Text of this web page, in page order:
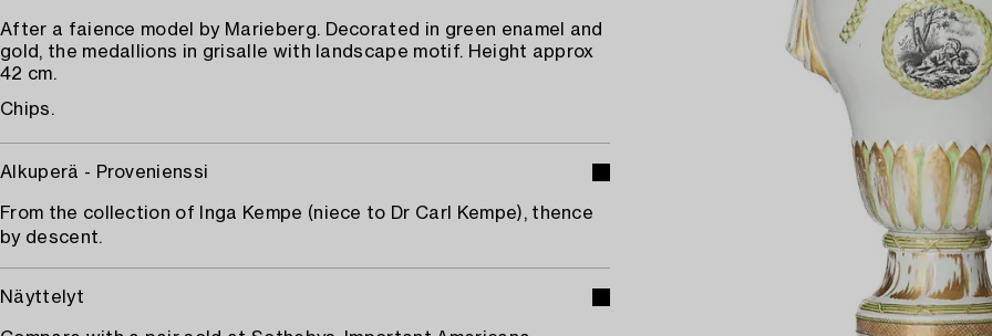
After a faience model by Marieberg. Decorated in green enamel and
gold, the medallions in grisalle with landscape motif. Height approx
42 cm.
Chips.
Alkuperä - Provenienssi
From the collection of Inga Kempe (niece to Dr Carl Kempe), thence
by descent.
Näyttelyt